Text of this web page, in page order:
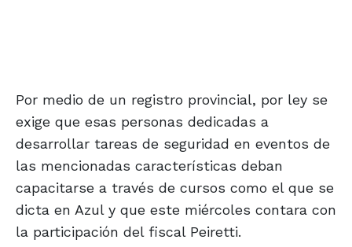
Por medio de un registro provincial, por ley se
exige que esas personas dedicadas a
desarrollar tareas de seguridad en eventos de
las mencionadas características deban
capacitarse a través de cursos como el que se
dicta en Azul y que este miércoles contara con
la participación del fiscal Peiretti.